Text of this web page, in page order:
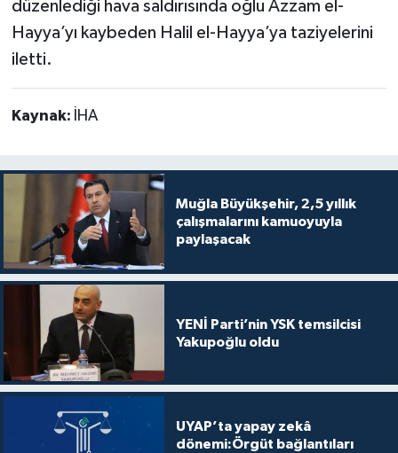
düzenlediği hava saldırısında oğlu Azzam el-
Hayya’yı kaybeden Halil el-Hayya’ya taziyelerini
iletti.
Kaynak: İHA
Muğla Büyükşehir, 2,5 yıllık
çalışmalarını kamuoyuyla
paylaşacak
YENİ Parti’nin YSK temsilcisi
Yakupoğlu oldu
UYAP’ta yapay zekâ
dönemi:Örgüt bağlantıları